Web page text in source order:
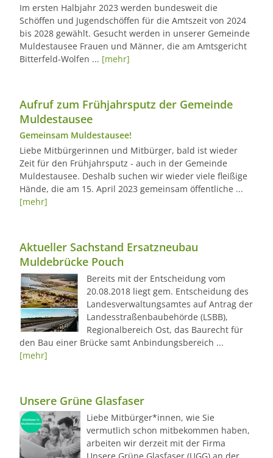
Im ersten Halbjahr 2023 werden bundesweit die
Schöffen und Jugendschöffen für die Amtszeit von 2024
bis 2028 gewählt. Gesucht werden in unserer Gemeinde
Muldestausee Frauen und Männer, die am Amtsgericht
Bitterfeld-Wolfen ... [mehr]
Aufruf zum Frühjahrsputz der Gemeinde
Muldestausee
Gemeinsam Muldestausee!
Liebe Mitbürgerinnen und Mitbürger, bald ist wieder
Zeit für den Frühjahrsputz - auch in der Gemeinde
Muldestausee. Deshalb suchen wir wieder viele fleißige
Hände, die am 15. April 2023 gemeinsam öffentliche ...
[mehr]
Aktueller Sachstand Ersatzneubau
Muldebrücke Pouch
Bereits mit der Entscheidung vom
20.08.2018 liegt gem. Entscheidung des
Landesverwaltungsamtes auf Antrag der
Landesstraßenbaubehörde (LSBB),
Regionalbereich Ost, das Baurecht für
den Bau einer Brücke samt Anbindungsbereich ...
[mehr]
Unsere Grüne Glasfaser
Liebe Mitbürger*innen, wie Sie
vermutlich schon mitbekommen haben,
arbeiten wir derzeit mit der Firma